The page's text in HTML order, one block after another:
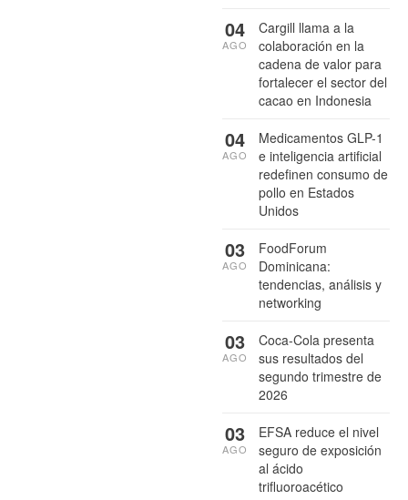
Cargill llama a la
colaboración en la
cadena de valor para
fortalecer el sector del
cacao en Indonesia
04
AGO
Medicamentos GLP-1
e inteligencia artificial
redefinen consumo de
pollo en Estados
Unidos
04
AGO
FoodForum
Dominicana:
tendencias, análisis y
networking
03
AGO
Coca-Cola presenta
sus resultados del
segundo trimestre de
2026
03
AGO
EFSA reduce el nivel
seguro de exposición
al ácido
trifluoroacético
03
AGO